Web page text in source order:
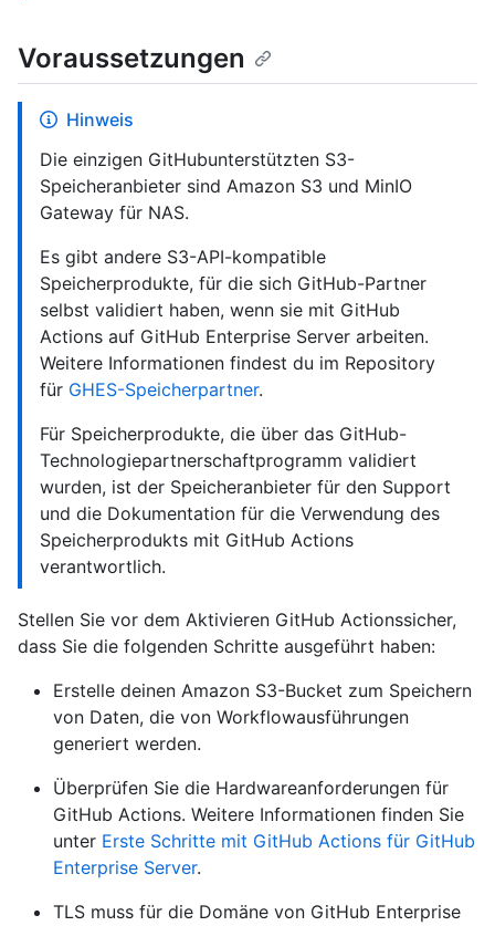
Voraussetzungen
Hinweis
Die einzigen GitHubunterstützten S3-
Speicheranbieter sind Amazon S3 und MinIO
Gateway für NAS.
Es gibt andere S3-API-kompatible
Speicherprodukte, für die sich GitHub-Partner
selbst validiert haben, wenn sie mit GitHub
Actions auf GitHub Enterprise Server arbeiten.
Weitere Informationen findest du im Repository
für GHES-Speicherpartner.
Für Speicherprodukte, die über das GitHub-
Technologiepartnerschaftprogramm validiert
wurden, ist der Speicheranbieter für den Support
und die Dokumentation für die Verwendung des
Speicherprodukts mit GitHub Actions
verantwortlich.
Stellen Sie vor dem Aktivieren GitHub Actionssicher,
dass Sie die folgenden Schritte ausgeführt haben:
Erstelle deinen Amazon S3-Bucket zum Speichern
von Daten, die von Workflowausführungen
generiert werden.
Überprüfen Sie die Hardwareanforderungen für
GitHub Actions. Weitere Informationen finden Sie
unter Erste Schritte mit GitHub Actions für GitHub
Enterprise Server.
TLS muss für die Domäne von GitHub Enterprise